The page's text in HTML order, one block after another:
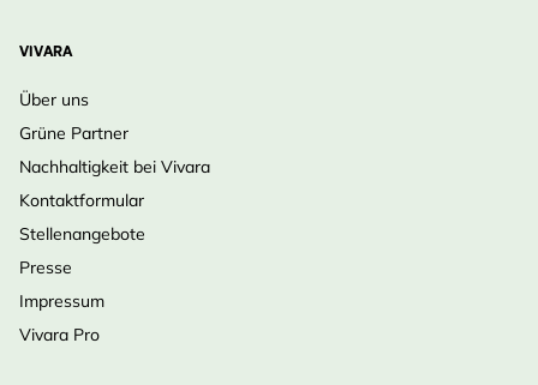
VIVARA
Über uns
Grüne Partner
Nachhaltigkeit bei Vivara
Kontaktformular
Stellenangebote
Presse
Impressum
Vivara Pro